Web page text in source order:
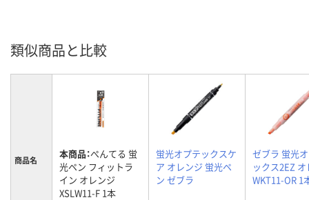
類似商品と比較
商品名 本商品：ぺんてる 蛍
光ペン フィットラ
イン オレンジ
XSLW11-F 1本
蛍光オプテックスケ
ア オレンジ 蛍光ペ
ン ゼブラ
ゼブラ 蛍光
ックス2EZ
WKT11-OR 1